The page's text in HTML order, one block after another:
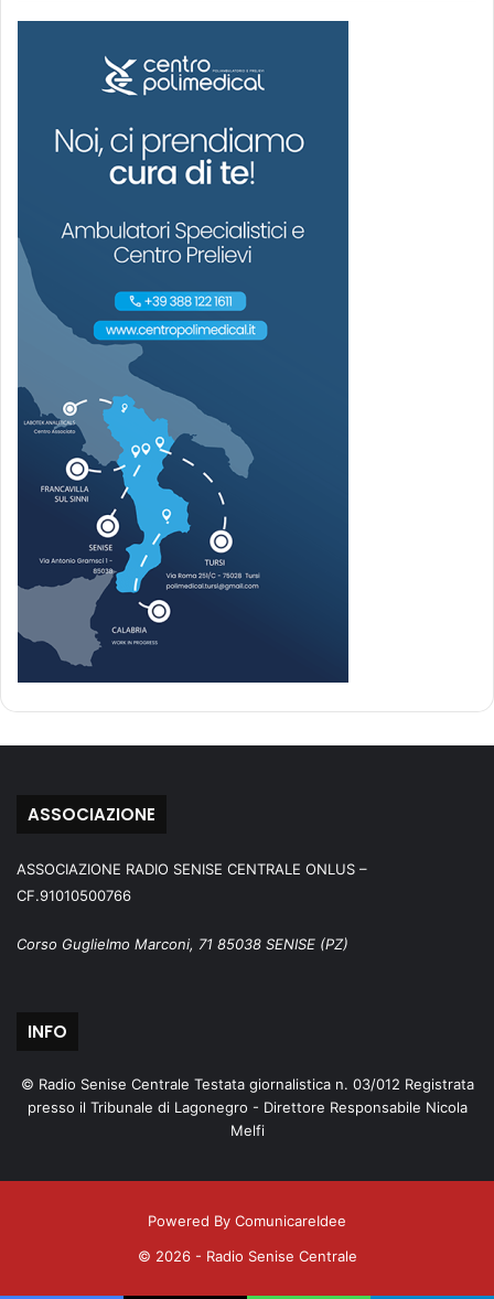
ASSOCIAZIONE
ASSOCIAZIONE RADIO SENISE CENTRALE ONLUS –
CF.91010500766
Corso Guglielmo Marconi, 71 85038 SENISE (PZ)
INFO
© Radio Senise Centrale Testata giornalistica n. 03/012 Registrata
presso il Tribunale di Lagonegro - Direttore Responsabile Nicola
Melfi
Powered By ComunicareIdee
© 2026 - Radio Senise Centrale